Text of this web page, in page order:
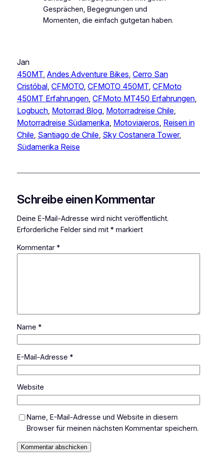
Gesprächen, Begegnungen und
Momenten, die einfach gutgetan haben.
Jan
450MT, Andes Adventure Bikes, Cerro San
Cristóbal, CFMOTO, CFMOTO 450MT, CFMoto
450MT Erfahrungen, CFMoto MT450 Erfahrungen
Logbuch, Motorrad Blog, Motorradreise Chile
Motorradreise Südamerika, Motoviajeros, Reisen in
Chile, Santiago de Chile, Sky Costanera Tower
Südamerika Reise
Schreibe einen Kommentar
Deine E-Mail-Adresse wird nicht veröffentlicht.
Erforderliche Felder sind mit *markiert
Kommentar *
Name *
E-Mail-Adresse *
Website
Name, E-Mail-Adresse und Website in diesem
Browser für meinen nächsten Kommentar speichern.